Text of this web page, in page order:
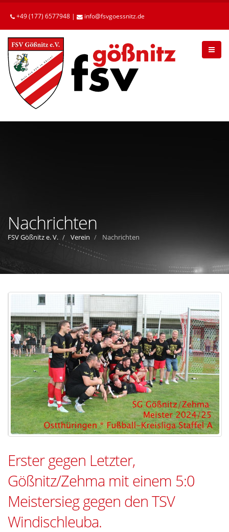
Betätigen
die
Enter-
Taste,
um
zum
Hauptinhalt
gelangen.
+49 (177) 6577948 | info fsvgoessnitz de
Nachrichten
FSV Gößnitz e. V. Verein Nachrichten
Erster gegen Letzter,
Gößnitz/Zehma mit einem 5:0
Meistersieg gegen den TSV
Windischleuba.